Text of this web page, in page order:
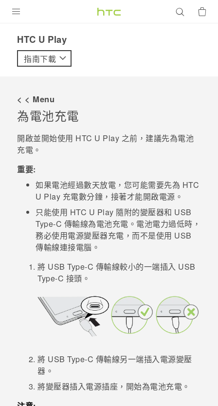
VIVE
配件
優惠專區
焦點訊息
校園專案
企業採購
銷售門市
銷售通路
支援服務
VIVELAND
HTC U Play‎
指南下載
< < Menu
為電池充電
開啟並開始使用 HTC U Play 之前，建議先為電池
充電。
重要:
如果電池經過數天放電，您可能需要先為 HTC
U Play 充電數分鐘，接著才能開啟電源。
只能使用 HTC U Play 隨附的變壓器和 USB
Type-C 傳輸線為電池充電。電池電力過低時，
務必使用電源變壓器充電，而不是使用 USB
傳輸線連接電腦。
將 USB Type-C 傳輸線較小的一端插入 USB
Type-C 接頭。
將 USB Type-C 傳輸線另一端插入電源變壓
器。
將變壓器插入電源插座，開始為電池充電。